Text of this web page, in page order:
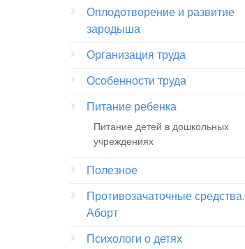
Оплодотворение и развитие
зародыша
Организация труда
Особенности труда
Питание ребенка
Питание детей в дошкольных
учреждениях
Полезное
Противозачаточные средства.
Аборт
Психологи о детях